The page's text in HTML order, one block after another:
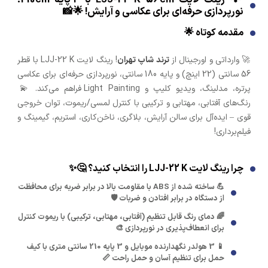
نورپردازی حرفه‌ای برای عکاسی و آرایش! 🌟📸
مقدمه کوتاه 🌟
🚀 وارداتی و اورجینال ازترند شاپ تهران
! رینگ لایت LJJ-22 K با قطر
56 سانتی (22 اینچ) و پایه 180 سانتی، نورپردازی حرفه‌ای برای عکاسی
پرتره، مدلینگ، ویدیو کلیپ و Light Painting فراهم می‌کند. 💫
رنگ‌های آفتابی، مهتابی و ترکیبی با کنترل لمسی/ریموت، توان خروجی
قوی – ایده‌آل برای سالن آرایش، بلاگری، ناخن‌کاری، استریم، گیمینگ و
فیلم‌برداری!
چرا رینگ لایت LJJ-22 K را انتخاب کنید؟ 🤔✨
💪 ساخته شده از ABS با مقاومت بالا در برابر ضربه برای محافظت
از دستگاه در برابر افتادن و ضربات 🛡️
🌈 دمای رنگ قابل تنظیم (آفتابی، مهتابی، ترکیبی) با ریموت کنترل
برای انعطاف‌پذیری در نورپردازی 🎨
📱 3 هولدر نگهدارنده موبایل و 3 پایه 210 سانتی متری با کیف
حمل برای تنظیم آسان و حمل راحت 📏